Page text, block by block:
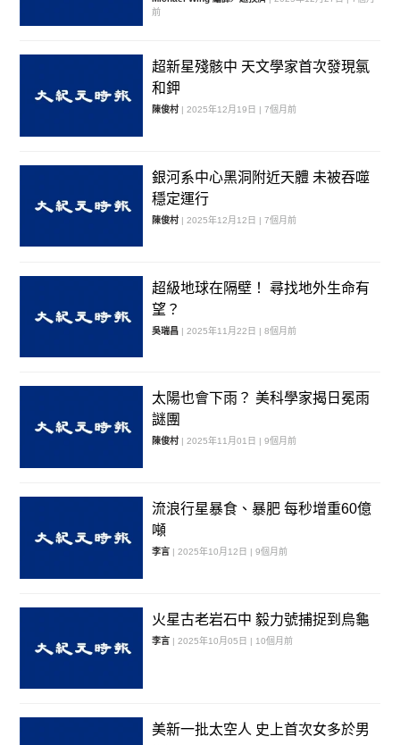
前
超新星殘骸中 天文學家首次發現氯
和鉀
陳俊村 | 2025年12月19日 | 7個月前
銀河系中心黑洞附近天體 未被吞噬
穩定運行
陳俊村 | 2025年12月12日 | 7個月前
超級地球在隔壁！ 尋找地外生命有
望？
吳瑞昌 | 2025年11月22日 | 8個月前
太陽也會下雨？ 美科學家揭日冕雨
謎團
陳俊村 | 2025年11月01日 | 9個月前
流浪行星暴食、暴肥 每秒增重60億
噸
李言 | 2025年10月12日 | 9個月前
火星古老岩石中 毅力號捕捉到烏龜
李言 | 2025年10月05日 | 10個月前
美新一批太空人 史上首次女多於男